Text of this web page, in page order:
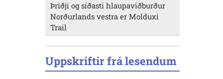
Þriðji og síðasti hlaupaviðburður
Norðurlands vestra er Molduxi
Trail
Uppskriftir frá lesendum